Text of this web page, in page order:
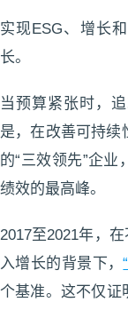
实现ESG、增长
长。
当预算紧张时，
是，在改善可持续
的“三效领先”企
绩效的最高峰。
2017至2021年，
入增长的背景下，
个基准。这不仅证